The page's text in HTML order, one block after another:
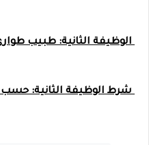
الوظيفة الثانية: طبيب
شرط الوظيفة الثانية: حسب